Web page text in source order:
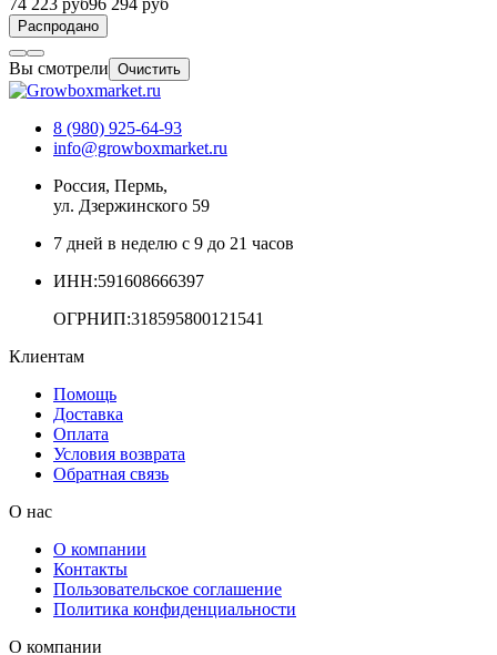
74 223 руб96 294 руб
Распродано
Вы смотрели Очистить
8 (980) 925-64-93
info@growboxmarket.ru
Россия, Пермь,
ул. Дзержинского 59
7 дней в неделю с 9 до 21 часов
ИНН:591608666397
ОГРНИП:318595800121541
Клиентам
Помощь
Доставка
Оплата
Условия возврата
Обратная связь
О нас
О компании
Контакты
Пользовательское соглашение
Политика конфиденциальности
О компании